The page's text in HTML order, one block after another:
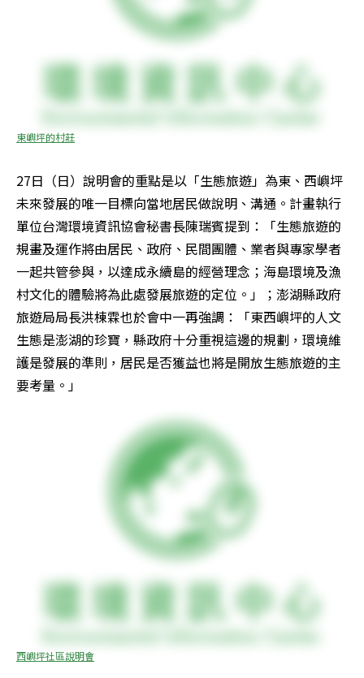
東嶼坪的村莊
27日（日）說明會的重點是以「生態旅遊」為東、西嶼坪
未來發展的唯一目標向當地居民做說明、溝通。計畫執行
單位台灣環境資訊協會秘書長陳瑞賓提到：「生態旅遊的
規畫及運作將由居民、政府、民間團體、業者與專家學者
一起共管參與，以達成永續島的經營理念；海島環境及漁
村文化的體驗將為此處發展旅遊的定位。」；澎湖縣政府
旅遊局局長洪棟霖也於會中一再強調：「東西嶼坪的人文
生態是澎湖的珍寶，縣政府十分重視這邊的規劃，環境維
護是發展的準則，居民是否獲益也將是開放生態旅遊的主
要考量。」
西嶼坪社區說明會